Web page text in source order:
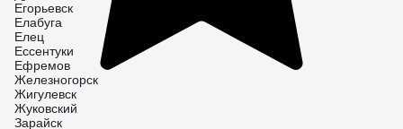
Егорьевск
Елабуга
Елец
Ессентуки
Ефремов
Железногорск
Жигулевск
Жуковский
Зарайск